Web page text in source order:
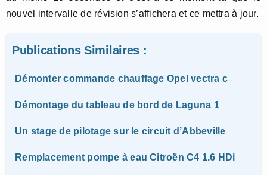
nouvel intervalle de révision s’affichera et ce mettra à jour.
Publications Similaires :
Démonter commande chauffage Opel vectra c
Démontage du tableau de bord de Laguna 1
Un stage de pilotage sur le circuit d’Abbeville
Remplacement pompe à eau Citroën C4 1.6 HDi